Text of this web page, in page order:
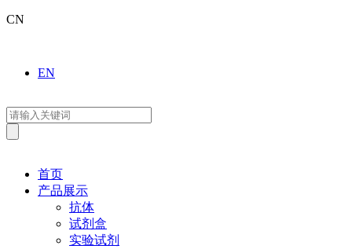
CN
EN
首页
产品展示
抗体
试剂盒
实验试剂